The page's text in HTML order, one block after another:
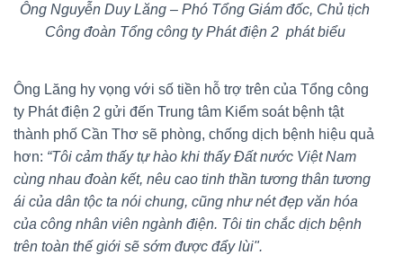
Ông Nguyễn Duy Lăng – Phó Tổng Giám đốc, Chủ tịch
Công đoàn Tổng công ty Phát điện 2 phát biểu
Ông Lăng hy vọng với số tiền hỗ trợ trên của Tổng công
ty Phát điện 2 gửi đến Trung tâm Kiểm soát bệnh tật
thành phố Cần Thơ sẽ phòng, chống dịch bệnh hiệu quả
hơn: “Tôi cảm thấy tự hào khi thấy Đất nước Việt Nam
cùng nhau đoàn kết, nêu cao tinh thần tương thân tương
ái của dân tộc ta nói chung, cũng như nét đẹp văn hóa
của công nhân viên ngành điện. Tôi tin chắc dịch bệnh
trên toàn thế giới sẽ sớm được đẩy lùi".